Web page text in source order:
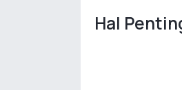
Hal